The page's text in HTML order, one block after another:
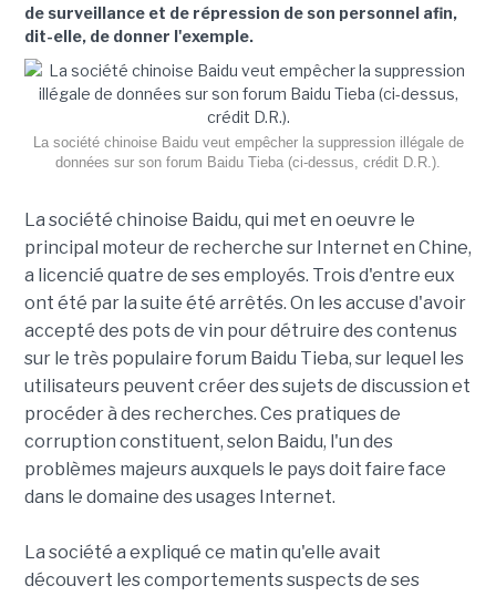
de surveillance et de répression de son personnel afin,
dit-elle, de donner l'exemple.
La société chinoise Baidu veut empêcher la suppression illégale de
données sur son forum Baidu Tieba (ci-dessus, crédit D.R.).
La société chinoise Baidu, qui met en oeuvre le
principal moteur de recherche sur Internet en Chine,
a licencié quatre de ses employés. Trois d'entre eux
ont été par la suite été arrêtés. On les accuse d'avoir
accepté des pots de vin pour détruire des contenus
sur le très populaire forum Baidu Tieba, sur lequel les
utilisateurs peuvent créer des sujets de discussion et
procéder à des recherches. Ces pratiques de
corruption constituent, selon Baidu, l'un des
problèmes majeurs auxquels le pays doit faire face
dans le domaine des usages Internet.
La société a expliqué ce matin qu'elle avait
découvert les comportements suspects de ses